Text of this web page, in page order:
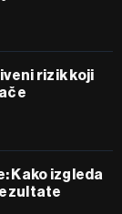
rizik koji
Kako izgleda